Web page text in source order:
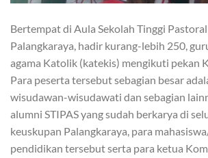
Bertempat di Aula Sekolah Tinggi Pastoral
Palangkaraya, hadir kurang-lebih 250,
agama Katolik (katekis) mengikuti pekan
Para peserta tersebut sebagian besar
wisudawan-wisudawati dan sebagian
alumni STIPAS yang sudah berkarya di
keuskupan Palangkaraya, para
pendidikan tersebut serta para ketua